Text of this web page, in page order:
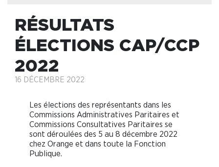
RÉSULTATS
ÉLECTIONS CAP/CCP
2022
16 DÉCEMBRE 2022
Les élections des représentants dans les
Commissions Administratives Paritaires et
Commissions Consultatives Paritaires se
sont déroulées des 5 au 8 décembre 2022
chez Orange et dans toute la Fonction
Publique.